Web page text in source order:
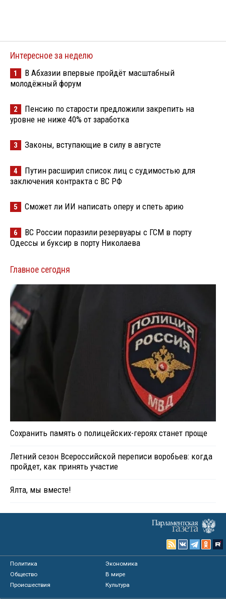
Интересное за неделю
1
В Абхазии впервые пройдёт масштабный
молодёжный форум
2
Пенсию по старости предложили закрепить на
уровне не ниже 40% от заработка
3 Законы, вступающие в силу в августе
4
Путин расширил список лиц с судимостью для
заключения контракта с ВС РФ
5 Сможет ли ИИ написать оперу и спеть арию
6
ВС России поразили резервуары с ГСМ в порту
Одессы и буксир в порту Николаева
Главное сегодня
Сохранить память о полицейских-героях станет проще
Летний сезон Всероссийской переписи воробьев: когда
пройдет, как принять участие
Ялта, мы вместе!
Политика
Экономика
Общество
В мире
Происшествия
Культура